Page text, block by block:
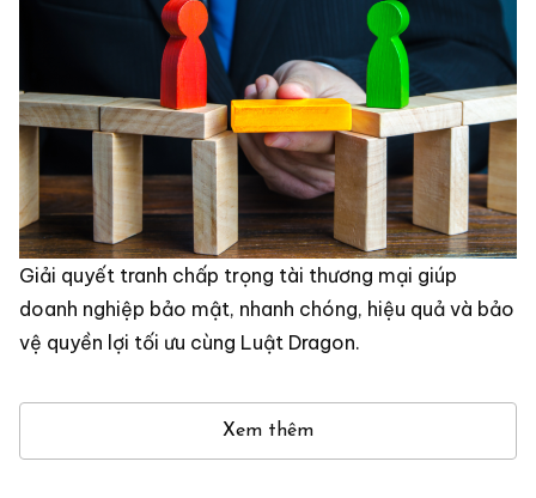
Giải quyết tranh chấp trọng tài thương mại giúp
doanh nghiệp bảo mật, nhanh chóng, hiệu quả và bảo
vệ quyền lợi tối ưu cùng Luật Dragon.
Xem thêm